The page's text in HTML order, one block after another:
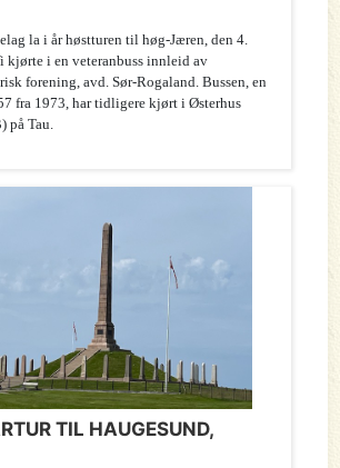
la i år høstturen til høg-Jæren, den 4.
kjørte i en veteranbuss innleid av
forening, avd. Sør-Rogaland. Bussen, en
fra 1973, har tidligere kjørt i Østerhus
på Tau.
TIL HAUGESUND,